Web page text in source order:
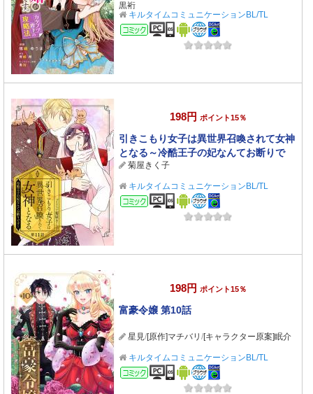
黒裄
キルタイムコミュニケーションBL/TL
コミック
198円 ポイント15％
引きこもり女子は異世界召喚されて女神
となる～冷酷王子の妃なんてお断りで
す！～ 第11話
菊屋きく子
キルタイムコミュニケーションBL/TL
コミック
198円 ポイント15％
富豪令嬢 第10話
星見/[原作]マチバリ /[キャラクター原案]眠介
キルタイムコミュニケーションBL/TL
コミック